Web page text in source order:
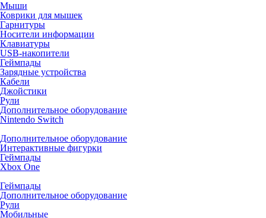
Мыши
Коврики для мышек
Гарнитуры
Носители информации
Клавиатуры
USB-накопители
Геймпады
Зарядные устройства
Кабели
Джойстики
Рули
Дополнительное оборудование
Nintendo Switch
Дополнительное оборудование
Интерактивные фигурки
Геймпады
Xbox One
Геймпады
Дополнительное оборудование
Рули
Мобильные